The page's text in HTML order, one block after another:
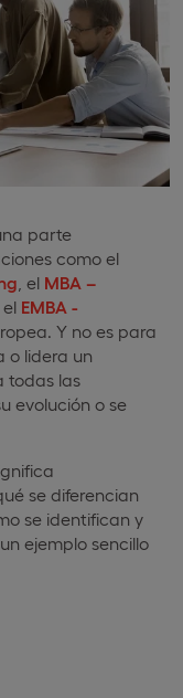
parte
como el
, el MBA –
EMBA -
Y no es para
o lidera un
todas las
evolución o se
se diferencian
se identifican y
ejemplo sencillo